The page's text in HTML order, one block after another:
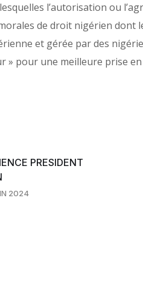
l’autorisation ou
de droit nigérien dont
et gérée par des
» pour une meilleure prise
PRESIDENT
2024